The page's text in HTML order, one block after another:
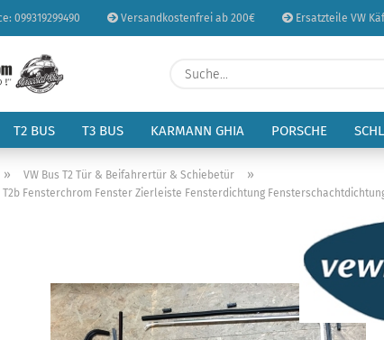
099319299490 Versandkostenfrei ab 200€ Ersatzteile VW
Sprache
T2 BUS T3 BUS KARMANN GHIA PORSCHE
» VW Bus T2 Tür & Beifahrertür & Schiebetür »
T2b Fensterchrom Fenster Zierleiste Fensterdichtung